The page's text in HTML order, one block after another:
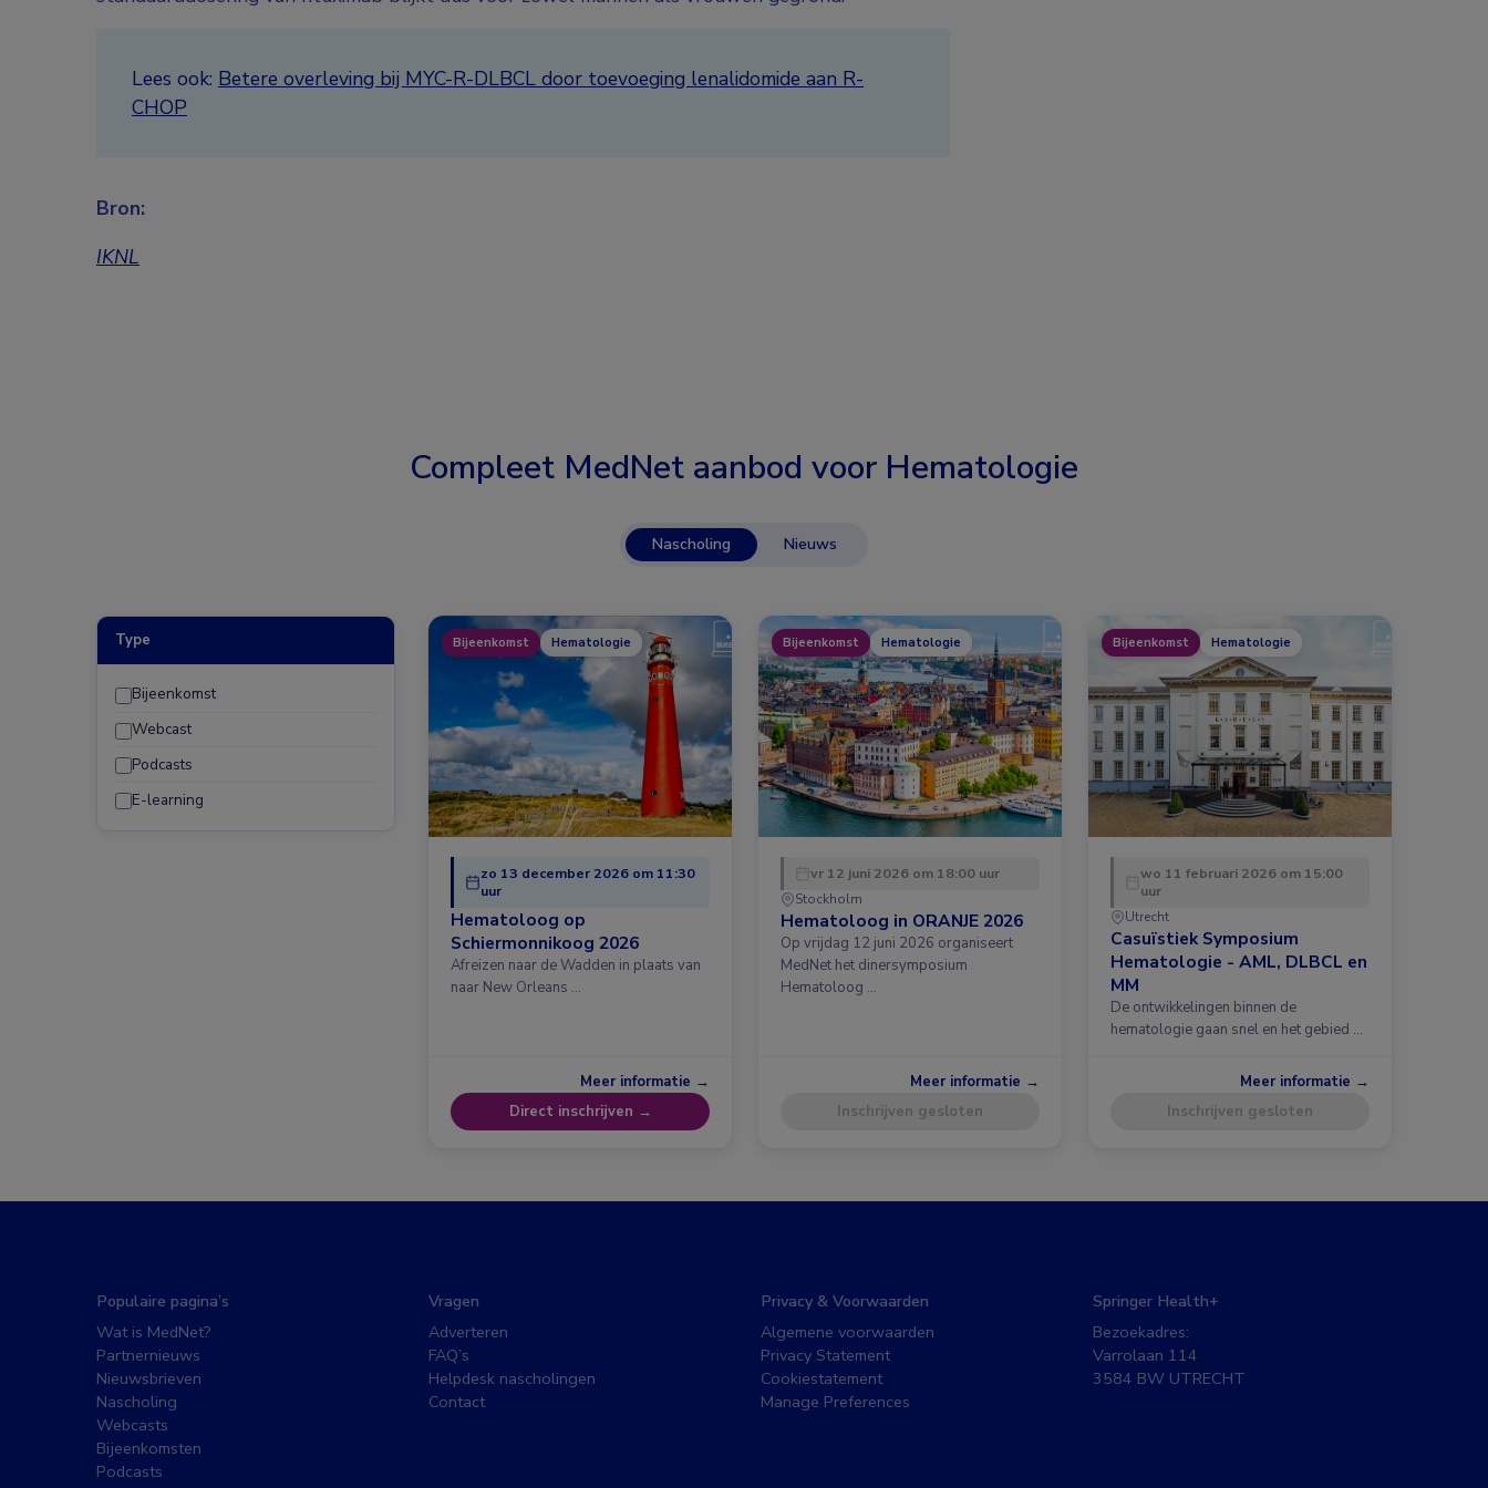
Lees ook: Betere overleving bij MYC-R-DLBCL door toevoeging lenalidomide aan R-
CHOP
Bron:
IKNL
Compleet MedNet aanbod voor Hematologie
Nascholing Nieuws
Type
Bijeenkomst
Webcast
Podcasts
E-learning
Bijeenkomst Hematologie
zo 13 december 2026 om 11:30
uur
Hematoloog op
Schiermonnikoog 2026
Afreizen naar de Wadden in plaats van
naar New Orleans …
Meer informatie →
Direct inschrijven →
Bijeenkomst Hematologie
vr 12 juni 2026 om 18:00 uur
Stockholm
Hematoloog in ORANJE 2026
Op vrijdag 12 juni 2026 organiseert
MedNet het dinersymposium
Hematoloog …
Meer informatie →
Inschrijven gesloten
Bijeenkomst Hematologie
wo 11 februari 2026 om 15:00
uur
Utrecht
Casuïstiek Symposium
Hematologie - AML, DLBCL en
MM
De ontwikkelingen binnen de
hematologie gaan snel en het gebied …
Meer informatie →
Inschrijven gesloten
Populaire pagina’s
Wat is MedNet?
Partnernieuws
Nieuwsbrieven
Nascholing
Webcasts
Bijeenkomsten
Podcasts
Vragen
Adverteren
FAQ’s
Helpdesk nascholingen
Contact
Privacy & Voorwaarden
Algemene voorwaarden
Privacy Statement
Cookiestatement
Manage Preferences
Springer Health+
Bezoekadres:
Varrolaan 114
3584 BW UTRECHT